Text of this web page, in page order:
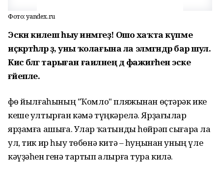
Фото: yandex.ru
Эскән килеш һыу инмәгеҙ! Ошо хаҡта күпме
иҫкәртһәләр ҙә, уны ҡолағына ла элмәгәндәр бар шул.
Кисә бәләгә тарыған ғаиләнең дә фажиғәһенә эске
ғәйепле.
Өфө йылғаһының "Ҡомло" пляжынан өҫтәрәк ике
кеше ултырған кәмә түңкәрелә. Ярҙағылар
ярҙамға ашыға. Улар ҡатынды һөйрәп сығара ла
ул, тик ир һыу төбөнә китә – һуңынан уның үле
кәүҙәһен генә тартып алырға тура килә.